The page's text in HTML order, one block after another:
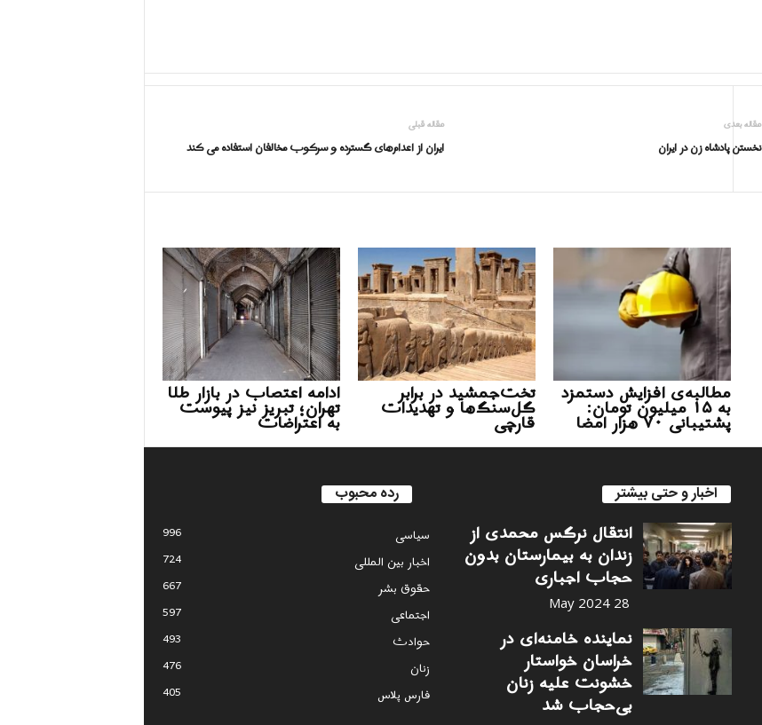
مقاله قبلی
ایران از اعدام‌های گسترده و سرکوب مخالفان استفاده می کند
مقاله بعدی
نخستن پادشاه زن در ایران
ادامه اعتصاب در بازار طلا
تهران؛ تبریز نیز پیوست
به اعتراضات
تخت‌جمشید در برابر
گل‌سنگ‌ها و تهدیدات
قارچی
مطالبه‌ی افزایش دستمزد
به ۱۵ میلیون تومان:پشتیبانی ۷۰ هزار امضا
اخبار و حتی بیشتر
انتقال نرگس محمدی از
زندان به بیمارستان بدون
حجاب اجباری
28 May 2024
نماینده خامنه‌ای در
خراسان خواستار
خشونت علیه زنان
بی‌حجاب شد
رده محبوب
سياسى
996
اخبار بین المللی
724
حقوق بشر
667
اجتماعی
597
حوادث
493
زنان
476
فارس پلاس
405